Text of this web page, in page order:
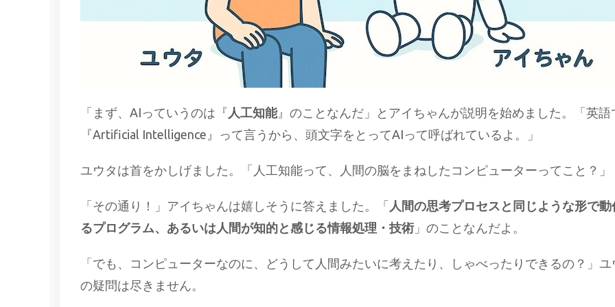
「まず、AIっていうのは『 人工知能』のことなんだ」とアイちゃんが説明を始めました。「英語
『Artificial Intelligence』って言うから、頭文字をとってAIって呼ばれているよ。」
ユウタは首をかしげました。「人工知能って、人間の脳をまねしたコンピューターってこと？」
「その通り！」アイちゃんは嬉しそうに答えました。「 人間の思考プロセスと同じような形で動
るプログラム、あるいは人間が知的と感じる情報処理・技術 」のことなんだよ。
「でも、コンピューターなのに、どうして人間みたいに考えたり、しゃべったりできるの？」ユ
の疑問は尽きません。